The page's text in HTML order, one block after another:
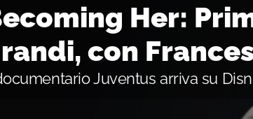
Her:
con
Juventus arriva su